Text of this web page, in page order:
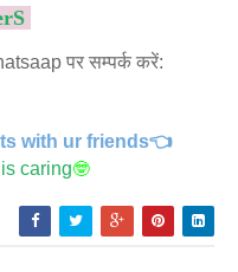
पर सम्पर्क करें:
with ur friends👈
caring🤓